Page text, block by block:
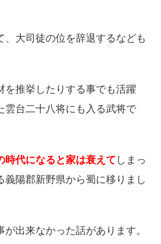
、大司徒の位を辞退するなども
を推挙したりする事でも活躍
雲台二十八将にも入る武将で
時代になると家は衰えて しまっ
義陽郡新野県から蜀に移りまし
出来なかった話があります。